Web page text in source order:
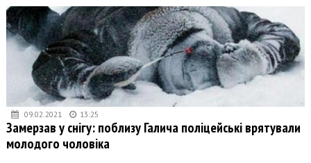
09.02.2021 13:25
Замерзав у снігу: поблизу Галича поліцейські врятували
молодого чоловіка